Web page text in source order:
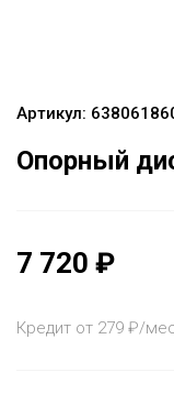
Артикул:
Опорный
7 720 ₽
Кредит от 279 ₽/